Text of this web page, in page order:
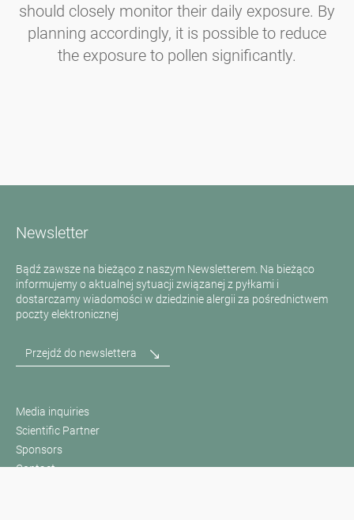
should closely monitor their daily exposure. By
planning accordingly, it is possible to reduce
the exposure to pollen significantly.
Newsletter
Bądź zawsze na bieżąco z naszym Newsletterem. Na bieżąco
informujemy o aktualnej sytuacji związanej z pyłkami i
dostarczamy wiadomości w dziedzinie alergii za pośrednictwem
poczty elektronicznej
Przejdź do newslettera
Media inquiries
Scientific Partner
Sponsors
Contact